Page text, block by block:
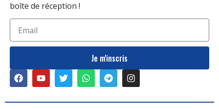
boîte de réception !
Je m'inscris